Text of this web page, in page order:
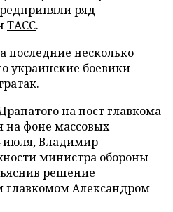
ряд
ТАСС.
несколько
украинские боевики
на пост главкома
на фоне массовых
июля, Владимир
министра обороны
решение
Александром